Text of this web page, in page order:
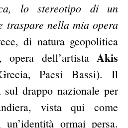
lo stereotipo di un
traspare nella mia opera
di natura geopolitica
opera dell’artistaAkis
Paesi Bassi). Il
drappo nazionale per
vista qui come
ormai persa.